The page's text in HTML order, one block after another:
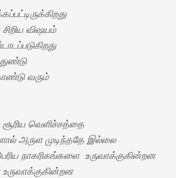
விஷயம்
வரும்
வெளிச்சத்தை
அருள முடிந்ததே இல்லை
நாகரிகங்களை உருவாக்குகின்றன
உருவாக்குகின்றன